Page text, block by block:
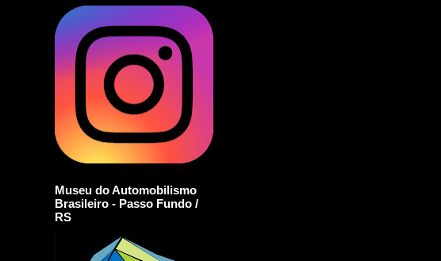
Museu do Automobilismo
Brasileiro - Passo Fundo /
RS